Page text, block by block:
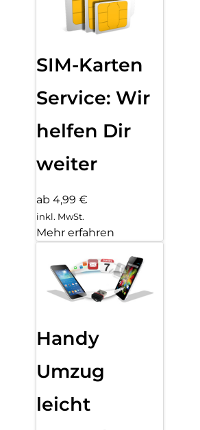
SIM-Karten
Service: Wir
helfen Dir
weiter
ab 4,99 €
inkl. MwSt.
Mehr erfahren
Handy
Umzug
leicht